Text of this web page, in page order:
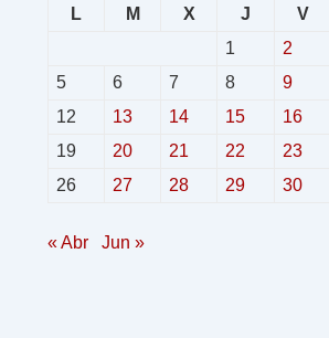
L
M X J V
1
2
5
6 7 8 9
12
13 14 15 16
19
20 21 22 23
26
27 28 29 30
« Abr Jun »